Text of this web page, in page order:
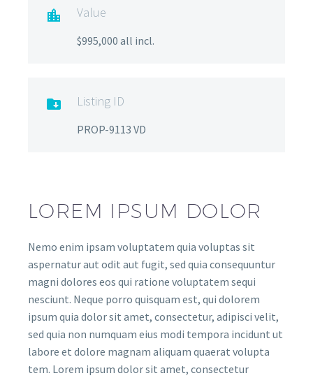
 Value
$995,000 all incl.
 Listing ID
PROP-9113 VD
LOREM IPSUM DOLOR
Nemo enim ipsam voluptatem quia voluptas sit
aspernatur aut odit aut fugit, sed quia consequuntur
magni dolores eos qui ratione voluptatem sequi
nesciunt. Neque porro quisquam est, qui dolorem
ipsum quia dolor sit amet, consectetur, adipisci velit,
sed quia non numquam eius modi tempora incidunt ut
labore et dolore magnam aliquam quaerat volupta
tem. Lorem ipsum dolor sit amet, consectetur